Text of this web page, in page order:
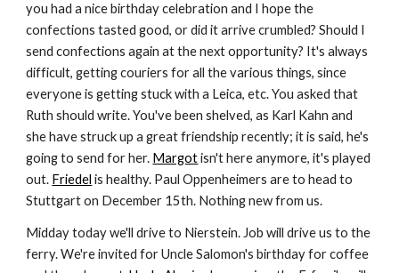
you had a nice birthday celebration and I hope the
confections tasted good, or did it arrive crumbled? Should I
send confections again at the next opportunity? It's always
difficult, getting couriers for all the various things, since
everyone is getting stuck with a Leica, etc. You asked that
Ruth should write. You've been shelved, as Karl Kahn and
she have struck up a great friendship recently; it is said, he's
going to send for her. Margot isn't here anymore, it's played
out. Friedel is healthy. Paul Oppenheimers are to head to
Stuttgart on December 15th. Nothing new from us.
Midday today we'll drive to Nierstein. Job will drive us to the
ferry. We're invited for Uncle Salomon's birthday for coffee